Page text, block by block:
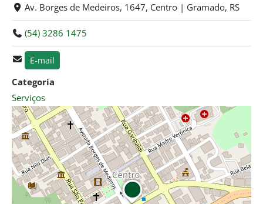
Av. Borges de Medeiros, 1647, Centro | Gramado, RS
(54) 3286 1475
E-mail
Categoria
Serviços